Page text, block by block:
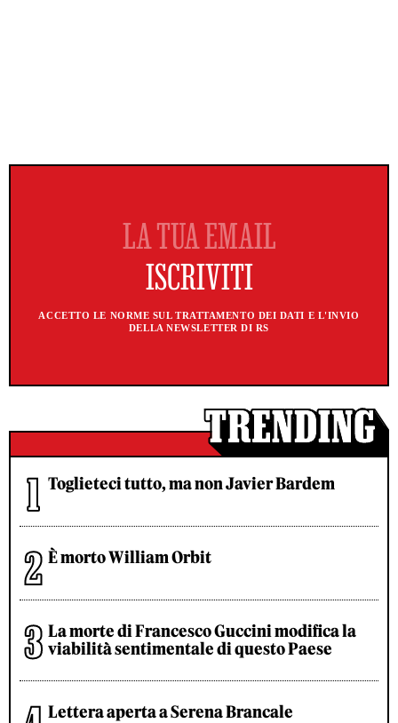
ACCETTO LE NORME SUL TRATTAMENTO DEI DATI E L'INVIO
DELLA NEWSLETTER DI RS
Toglieteci tutto, ma non Javier Bardem
È morto William Orbit
La morte di Francesco Guccini modifica la
viabilità sentimentale di questo Paese
Lettera aperta a Serena Brancale